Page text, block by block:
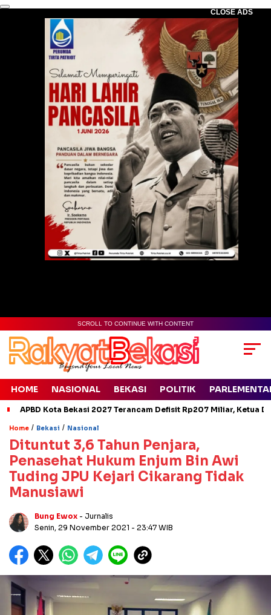
CLOSE ADS
SCROLL TO CONTINUE WITH CONTENT
HOME NASIONAL BEKASI POLITIK
APBD Kota Bekasi 2027 Terancam Defisit Rp207 Miliar, Ketua
Home / Bekasi / Nasional
Dituntut 3,6 Tahun Penjara,
Penasehat Hukum Enjum Bin Awi
Tuding JPU Kejari Cikarang Tidak
Manusiawi
Bung Ewox - Jurnalis
Senin, 29 November 2021 - 23:47 WIB